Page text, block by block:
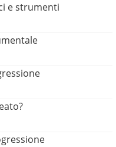
e strumenti